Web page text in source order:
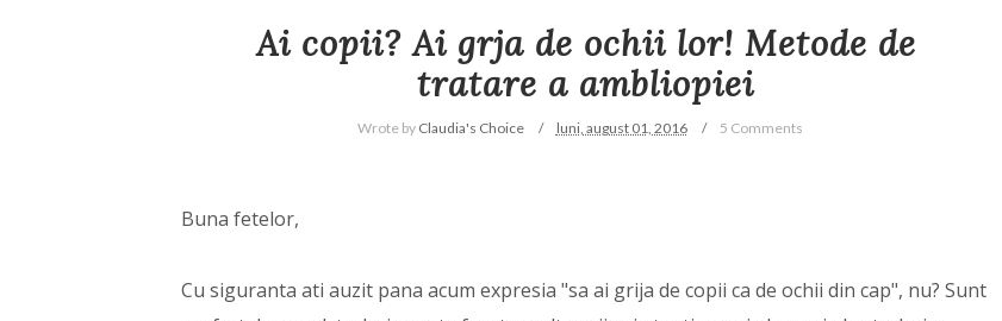
Ai copii? Ai grja de ochii lor! Metode de
tratare a ambliopiei
Wrote by Claudia's Choice luni, august 01, 2016 5 Comments
Buna fetelor,
Cu siguranta ati auzit pana acum expresia "sa ai grija de copii ca de ochii din cap", nu? Sunt